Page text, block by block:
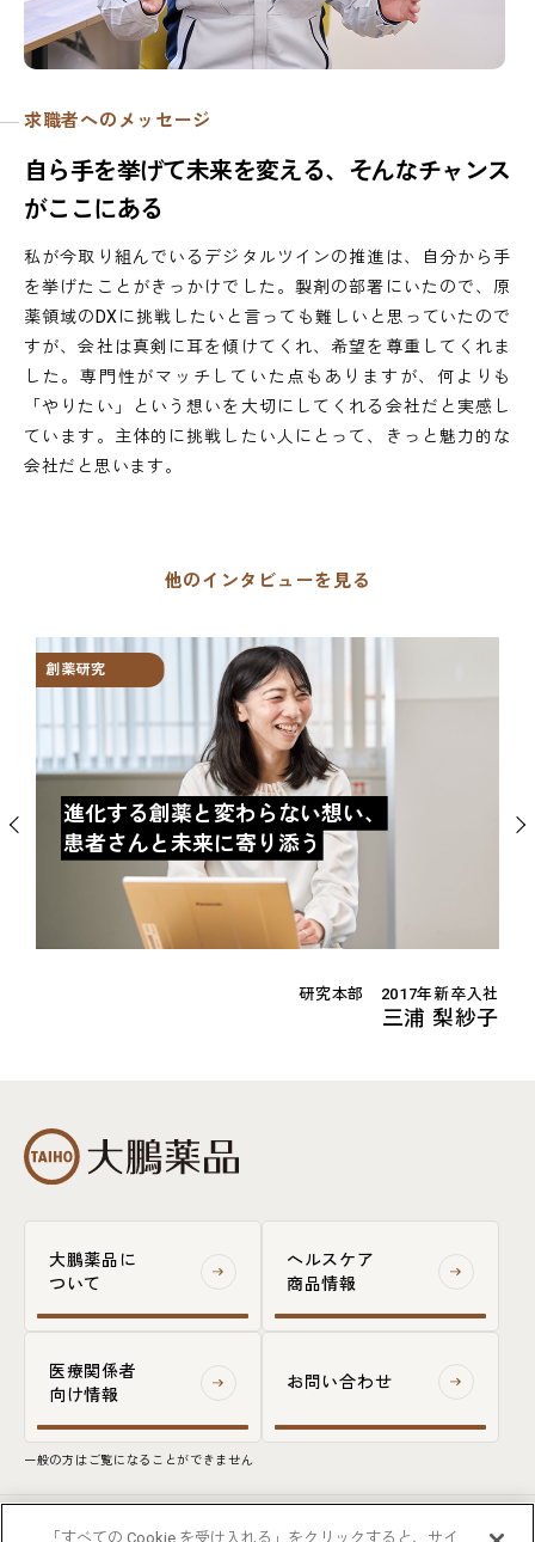
求職者へのメッセージ
自 ら手を挙げて未来を変える、 そんなチャ ンス
がこ こにある
私が今取り組んでいるデジタルツインの推進は、自分から手
を挙げたことがきっかけでした。製剤の部署にいたので、原
薬領域のDXに挑戦したいと言っても難しいと思っていたので
すが、会社は真剣に耳を傾けてくれ、希望を尊重してくれま
した。専門性がマッチしていた点もありますが、何よりも
「やりたい」という想いを大切にしてくれる会社だと実感し
ています。主体的に挑戦したい人にとって、きっと魅力的な
会社だと思います。
他のインタビューを見る
創薬研究
進化する創薬と変わらない想い、
患者さんと未来に寄り添う
研究本部 2017年新卒入社
三浦 梨紗子
大鵬薬品に
ついて
ヘルスケア
商品情報
医療関係者
向け情報
一般の方はご覧になることができません
お問い合わせ
「すべての Cookie を受け入れる」をクリックすると、サイ